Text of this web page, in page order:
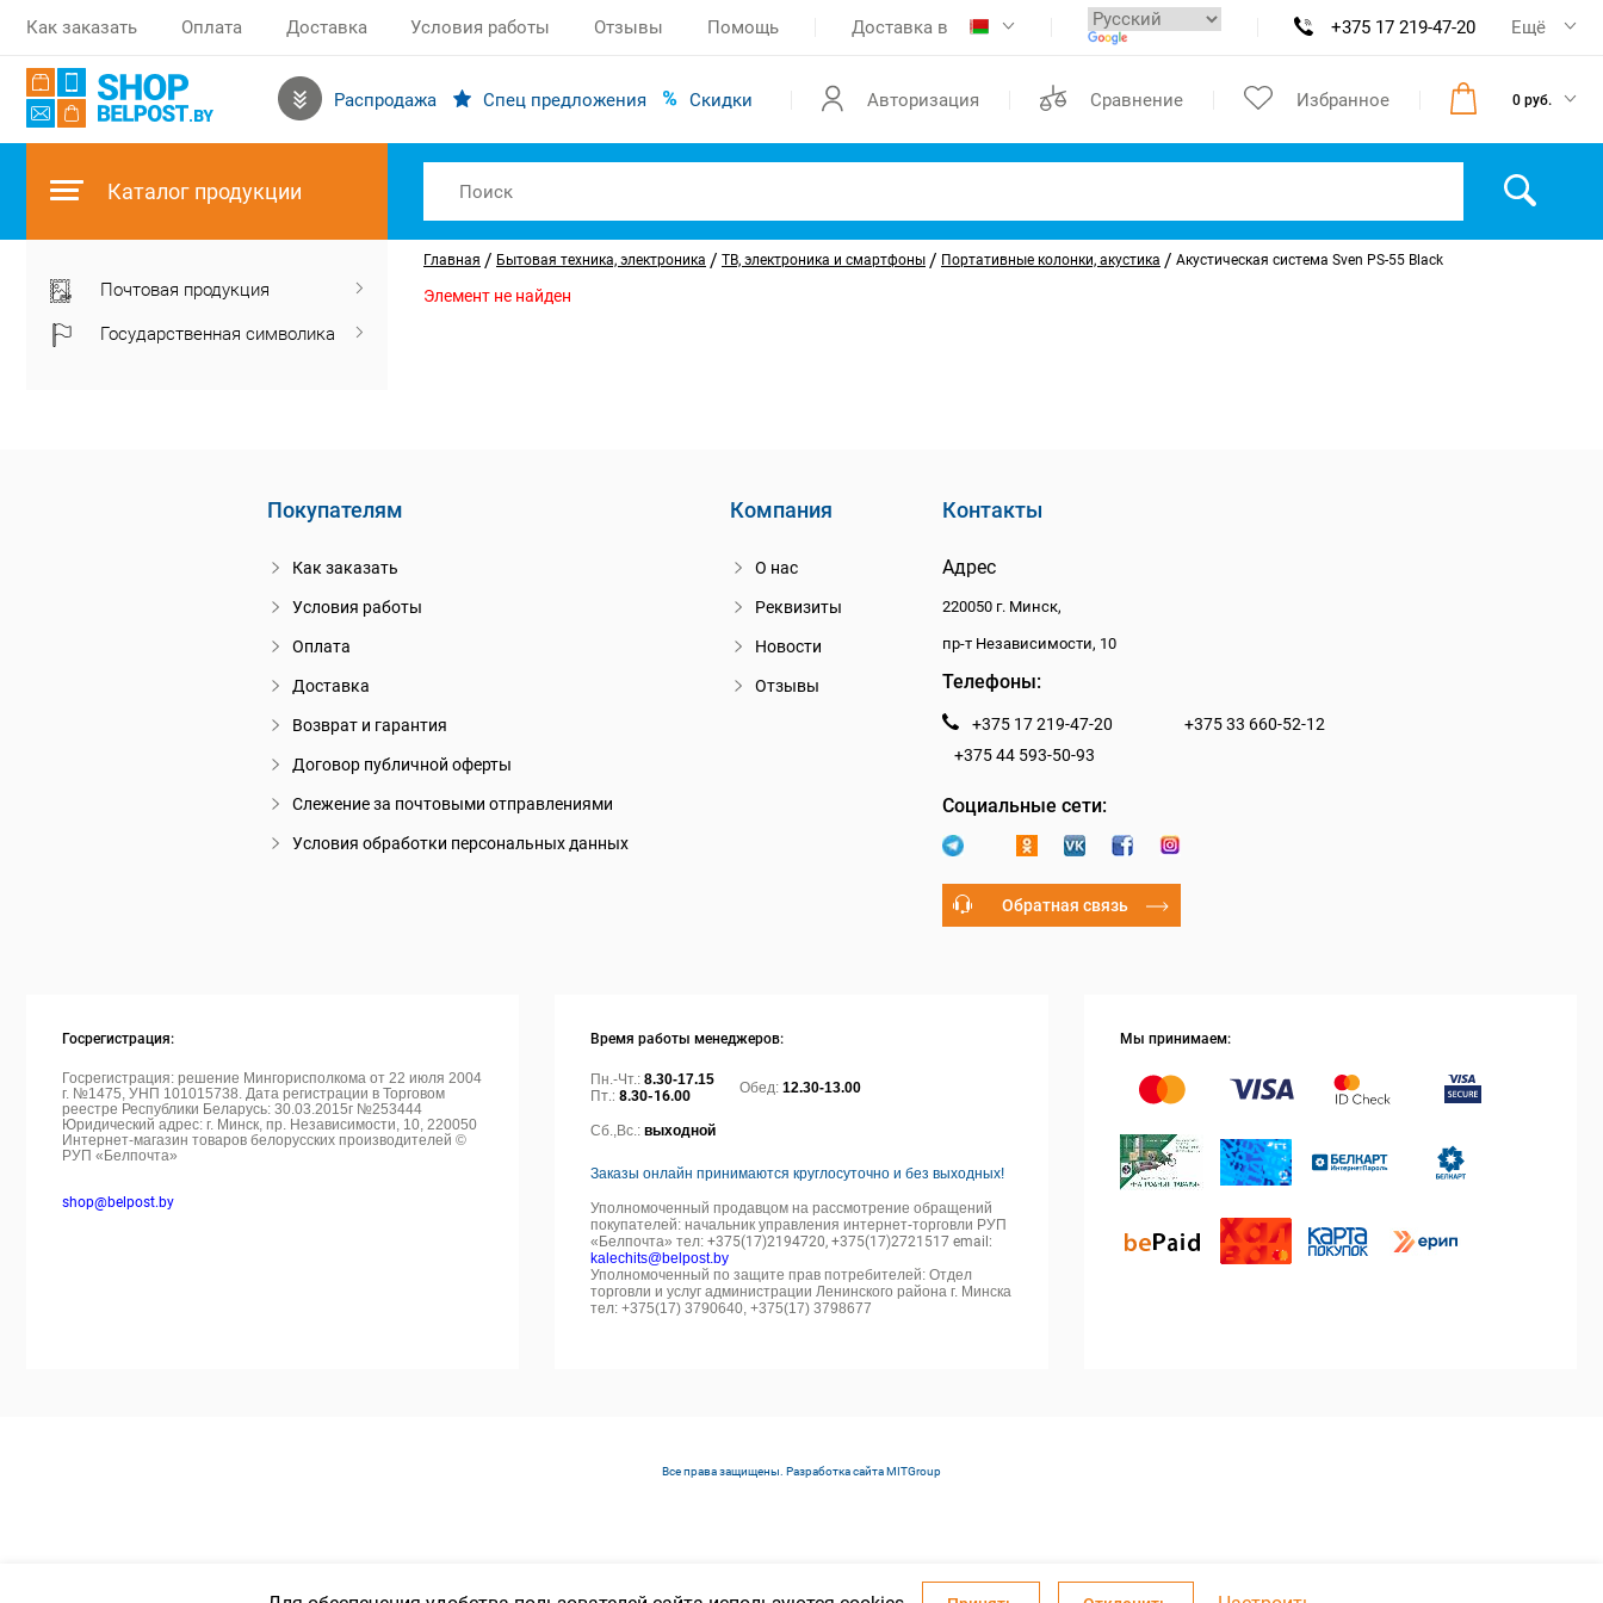
Как заказать Оплата Доставка Условия работы Отзывы Помощь Доставка в +375 17 219-47-20 Ещё
Распродажа Спец предложения Скидки Авторизация Сравнение Избранное 0 руб.
Каталог продукции
Почтовая продукция
Государственная символика
Главная / Бытовая техника, электроника / ТВ, электроника и смартфоны / Портативные колонки, акустика / Акустическая система Sven PS-55 Black
Элемент не найден
Покупателям
Как заказать
Условия работы
Оплата
Доставка
Возврат и гарантия
Договор публичной оферты
Слежение за почтовыми отправлениями
Условия обработки персональных данных
Компания
О нас
Реквизиты
Новости
Отзывы
Контакты
Адрес
220050 г. Минск,
пр-т Независимости, 10
Телефоны:
+375 17 219-47-20
+375 33 660-52-12
+375 44 593-50-93
Социальные сети:
Обратная связь
Госрегистрация:
Госрегистрация: решение Мингорисполкома от 22 июля 2004
г. №1475, УНП 101015738. Дата регистрации в Торговом
реестре Республики Беларусь: 30.03.2015г №253444
Юридический адрес: г. Минск, пр. Независимости, 10, 220050
Интернет-магазин товаров белорусских производителей ©
РУП «Белпочта»
shop@belpost.by
Время работы менеджеров:
Пн.-Чт.:8.30-17.15
Пт.:8.30-16.00 Обед:12.30-13.00
Сб.,Вс.:выходной
Заказы онлайн принимаются круглосуточно и без выходных!
Уполномоченный продавцом на рассмотрение обращений
покупателей: начальник управления интернет-торговли РУП
«Белпочта» тел:+375(17)2194720, +375(17)2721517 email:
kalechits@belpost.by
Уполномоченный по защите прав потребителей: Отдел
торговли и услуг администрации Ленинского района г. Минска
тел: +375(17) 3790640, +375(17) 3798677
Мы принимаем:
Все права защищены. Разработка сайтаMITGroup